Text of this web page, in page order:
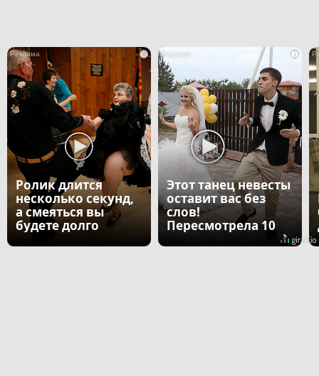
i
Ролик длится
несколько секунд,
а смеяться вы
будете долго
i
Этот танец невесты
оставит вас без
слов!
Пересмотрела 10